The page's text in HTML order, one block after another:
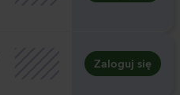
Zaloguj się